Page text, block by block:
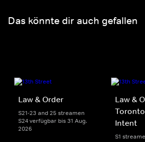
Das könnte dir auch gefallen
Law & Order
S21-23 and 25 streamen
S24 verfügbar bis 31 Aug.
2026
Law &
Intent
S1